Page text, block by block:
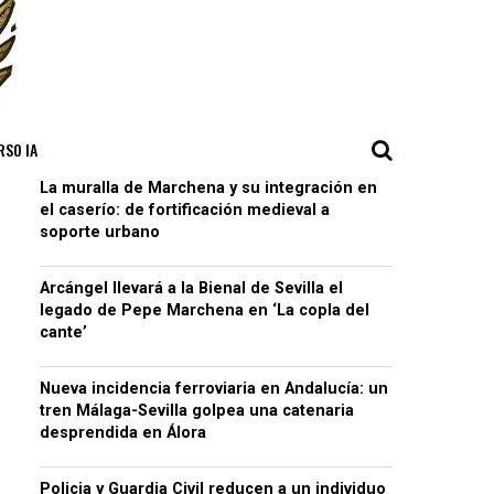
IA
La muralla de Marchena y su integración en
el caserío: de fortificación medieval a
soporte urbano
Arcángel llevará a la Bienal de Sevilla el
legado de Pepe Marchena en ‘La copla del
cante’
Nueva incidencia ferroviaria en Andalucía: un
tren Málaga-Sevilla golpea una catenaria
desprendida en Álora
Policia y Guardia Civil reducen a un individuo